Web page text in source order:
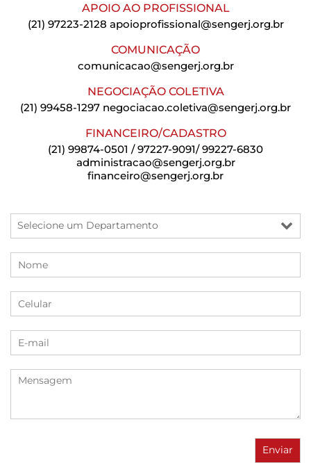
APOIO AO PROFISSIONAL
(21) 97223-2128 apoioprofissional@sengerj.org.br
COMUNICAÇÃO
comunicacao@sengerj.org.br
NEGOCIAÇÃO COLETIVA
(21) 99458-1297 negociacao.coletiva@sengerj.org.br
FINANCEIRO/CADASTRO
(21) 99874-0501 / 97227-9091/ 99227-6830
administracao@sengerj.org.br
financeiro@sengerj.org.br